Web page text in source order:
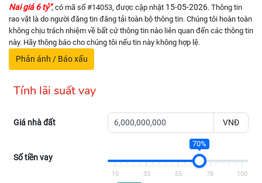
Nai giá 6 tỷ", có mã số #14053, được cập nhật 15-05-2026. Thông tin
rao vặt là do người đăng tin đăng tải toàn bộ thông tin. Chúng tôi hoàn toàn
không chịu trách nhiệm về bất cứ thông tin nào liên quan đến các thông tin
này. Hãy thông báo cho chúng tôi nếu tin này không hợp lệ.
Phản ánh / Báo xấu
Tính lãi suất vay
Giá nhà đất VNĐ
Số tiền vay
70%
10 33 55 78 100